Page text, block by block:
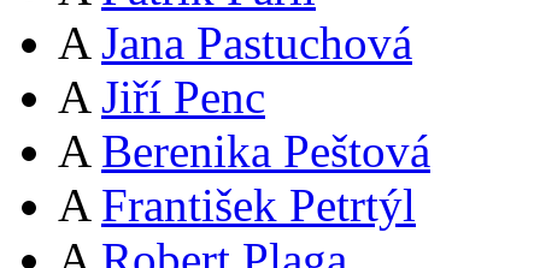
A Jana Pastuchová
A Jiří Penc
A Berenika Peštová
A František Petrtýl